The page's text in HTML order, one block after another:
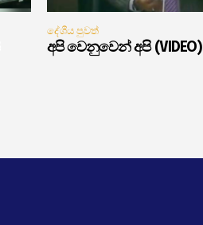
දේශීය පුවත්
අපි වෙනුවෙන් අපි (VIDEO)